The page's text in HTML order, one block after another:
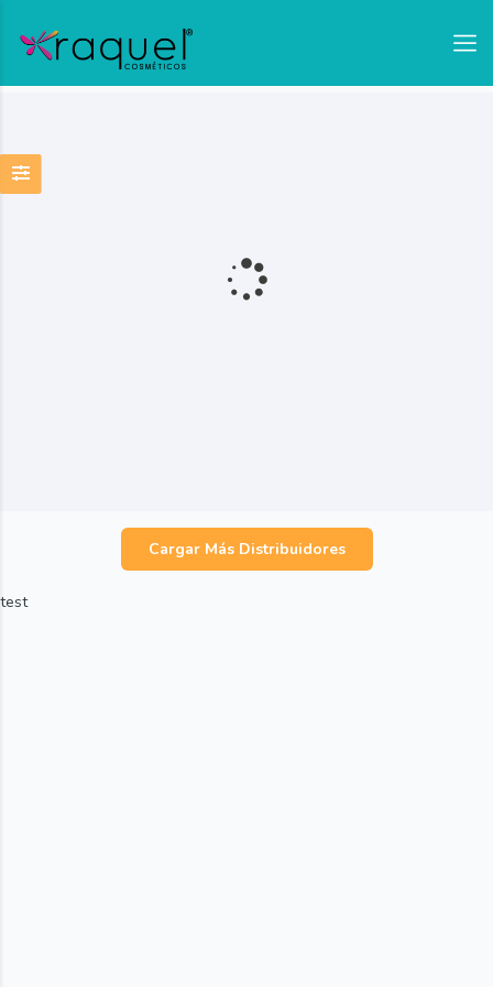
0 Resultados Encontrados
Cargar Más Distribuidores
test